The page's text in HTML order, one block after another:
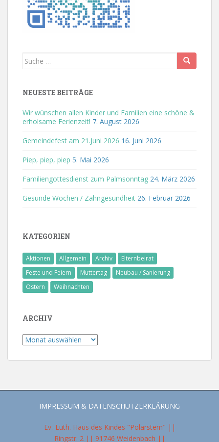
Suche
NEUESTE BEITRÄGE
Wir wünschen allen Kinder und Familien eine schöne &
erholsame Ferienzeit! 7. August 2026
Gemeindefest am 21.Juni 2026 16. Juni 2026
Piep, piep, piep 5. Mai 2026
Familiengottesdienst zum Palmsonntag 24. März 2026
Gesunde Wochen / Zahngesundheit 26. Februar 2026
KATEGORIEN
Aktionen Allgemein Archiv
Elternbeirat
Feste und Feiern
Muttertag
Neubau / Sanierung
Ostern
Weihnachten
ARCHIV
Archiv
IMPRESSUM & DATENSCHUTZERKLÄRUNG
Ev.-Luth. Haus des Kindes "Polarstern" ||
Ringstr. 2 || 91746 Weidenbach ||